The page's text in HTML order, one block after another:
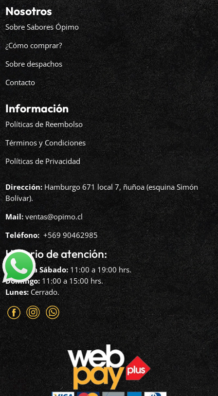
Nosotros
Sobre Sabores Ópimo
¿Cómo comprar?
Sobre despachos
Contacto
Información
Políticas de Reembolso
Términos y Condiciones
Políticas de Privacidad
Dirección: Hamburgo 671 local 7, ñuñoa (esquina Simón
Bolívar).
Mail: ventas@opimo.cl
Teléfono: ‪+569 90462985‬
Horario de atención:
Martes a Sábado: 11:00 a 19:00 hrs.
Domingo: 11:00 a 15:00 hrs.
Lunes: Cerrado.